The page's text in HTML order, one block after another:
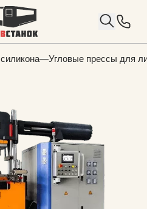
—Угловые прессы для